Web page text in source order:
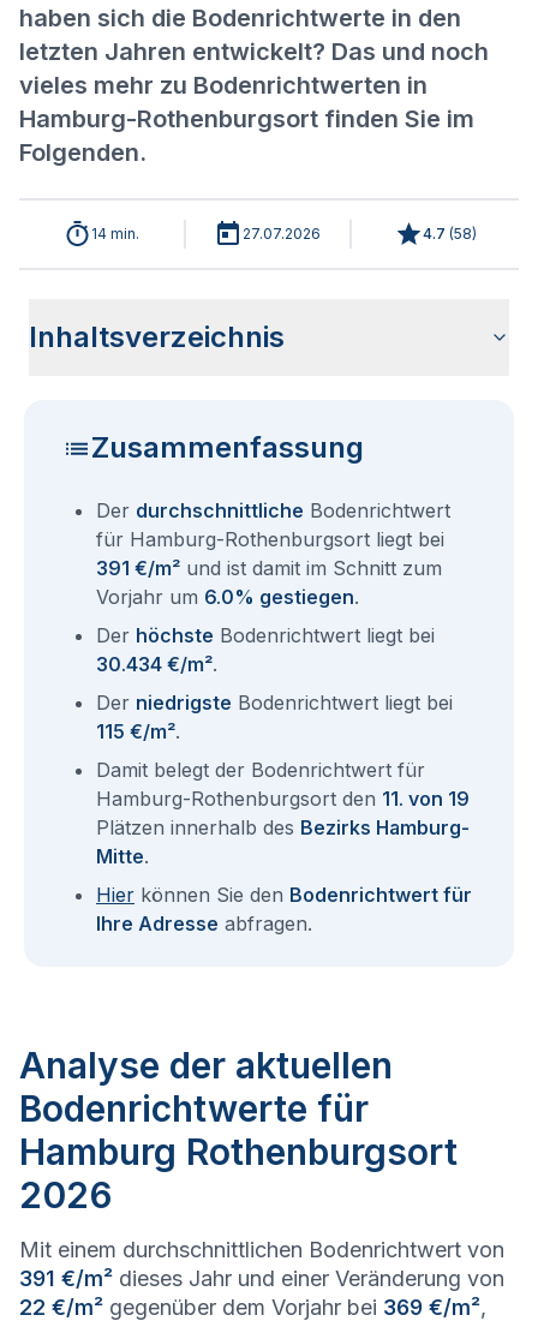
haben sich die Bodenrichtwerte in den
letzten Jahren entwickelt? Das und noch
vieles mehr zu Bodenrichtwerten in
Hamburg-Rothenburgsort finden Sie im
Folgenden.
14 min. 27.07.2026 4.7 (58)
Inhaltsverzeichnis
Zusammenfassung
Der durchschnittliche Bodenrichtwert
für Hamburg-Rothenburgsort liegt bei
391 €/m² und ist damit im Schnitt zum
Vorjahr um 6.0% gestiegen.
Der höchste Bodenrichtwert liegt bei
30.434 €/m².
Der niedrigste Bodenrichtwert liegt bei
115 €/m².
Damit belegt der Bodenrichtwert für
Hamburg-Rothenburgsort den 11. von 19
Plätzen innerhalb des Bezirks Hamburg-
Mitte.
Hier können Sie den Bodenrichtwert für
Ihre Adresse abfragen.
Analyse der aktuellen
Bodenrichtwerte für
Hamburg Rothenburgsort
2026
Mit einem durchschnittlichen Bodenrichtwert von
391 €/m² dieses Jahr und einer Veränderung von
22 €/m² gegenüber dem Vorjahr bei 369 €/m²,